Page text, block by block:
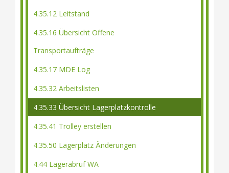
4.35.12 Leitstand
4.35.16 Übersicht Offene
Transportaufträge
4.35.17 MDE Log
4.35.32 Arbeitslisten
4.35.33 Übersicht Lagerplatzkontrolle
4.35.41 Trolley erstellen
4.35.50 Lagerplatz Änderungen
4.44 Lagerabruf WA